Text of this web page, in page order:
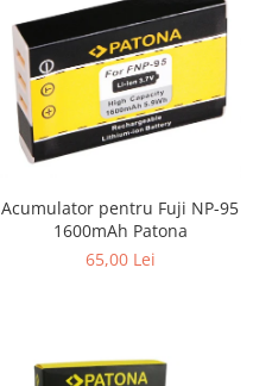
Acumulator pentru Fuji NP-95
1600mAh Patona
65,00 Lei